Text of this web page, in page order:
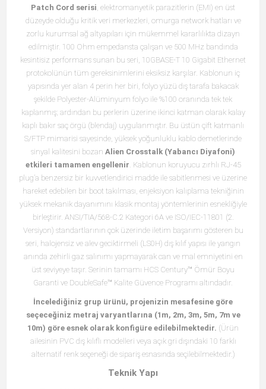
Patch Cord serisi, elektromanyetik parazitlerin (EMI) en üst
düzeyde olduğu kritik veri merkezleri, omurga network hatları ve
zorlu kurumsal ağ altyapıları için mükemmel kararlılıkta dizayn
edilmiştir. 100 Ohm empedansta çalışan ve 500 MHz bandında
kesintisiz performans sunan bu seri, 10GBASE-T 10 Gigabit Ethernet
protokolünün tüm gereksinimlerini eksiksiz karşılar. Kablonun iç
yapısında yer alan 4 perin her biri, folyo yüzü dış tarafa bakacak
şekilde Polyester-Alüminyum folyo ile %100 oranında tek tek
kaplanmış; ardından bu perlerin üzerine ikinci katman olarak kalay
kaplı bakır saç örgü (blendaj) uygulanmıştır. Bu üstün çift katmanlı
S/FTP mimarisi sayesinde, yüksek yoğunluklu kablo demetlerinde
sinyal kalitesini bozan Alien Crosstalk (Yabancı Diyafoni)
etkileri tamamen engellenir. Kablonun koruyucu zırhlı RJ-45
plug’a benzersiz bir kuvvetlendirici madde ile sabitlenmesi ve üzerine
hareket edebilen bir boot takılması, enjeksiyon kalıplama tekniğinin
yüksek mekanik dayanımını klasik montaj yöntemlerinin esnekliğiyle
birleştirir. ANSI/TIA/568-C.2 Kategori 6A ve ISO/IEC-11801 (2.
Versiyon) standartlarının çok üzerinde iletim başarımı gösteren bu
seri, halojensiz ve alev geciktirmeli (LS0H) dış kılıf yapısı ile yangın
anında zehirli gaz salınımı yapmayarak can ve mal emniyetini en
üst seviyeye taşır. Serinin tamamı HCS Century™ Ömür Boyu
Garanti ve DoubleSafe™ Kalite Güvence Programı altındadır.
İncelediğiniz grup ürünü, projenizin mesafesine göre
seçeceğiniz metraj varyantlarına (1m, 2m, 3m, 5m, 7m ve
10m) göre esnek olarak konfigüre edilebilmektedir. (Ürün
ailesinin PVC dış kılıflı modelleri veya açık gri dışındaki 10 farklı
alternatif renk seçeneği de sipariş esnasında seçilebilmektedir.)
Teknik Yapı